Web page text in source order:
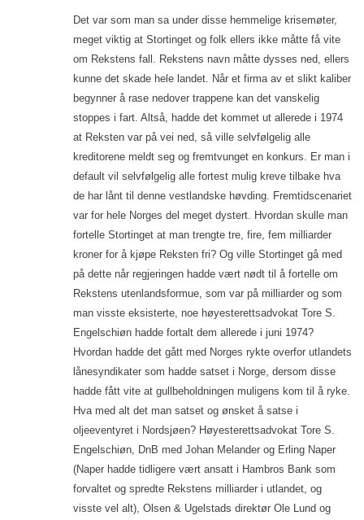
Det var som man sa under disse hemmelige krisemøter,
meget viktig at Stortinget og folk ellers ikke måtte få vite
om Rekstens fall. Rekstens navn måtte dysses ned, ellers
kunne det skade hele landet. Når et firma av et slikt kaliber
begynner å rase nedover trappene kan det vanskelig
stoppes i fart. Altså, hadde det kommet ut allerede i 1974
at Reksten var på vei ned, så ville selvfølgelig alle
kreditorene meldt seg og fremtvunget en konkurs. Er man i
default vil selvfølgelig alle fortest mulig kreve tilbake hva
de har lånt til denne vestlandske høvding. Fremtidscenariet
var for hele Norges del meget dystert. Hvordan skulle man
fortelle Stortinget at man trengte tre, fire, fem milliarder
kroner for å kjøpe Reksten fri? Og ville Stortinget gå med
på dette når regjeringen hadde vært nødt til å fortelle om
Rekstens utenlandsformue, som var på milliarder og som
man visste eksisterte, noe høyesterettsadvokat Tore S.
Engelschiøn hadde fortalt dem allerede i juni 1974?
Hvordan hadde det gått med Norges rykte overfor utlandets
lånesyndikater som hadde satset i Norge, dersom disse
hadde fått vite at gullbeholdningen muligens kom til å ryke.
Hva med alt det man satset og ønsket å satse i
oljeeventyret i Nordsjøen? Høyesterettsadvokat Tore S.
Engelschiøn, DnB med Johan Melander og Erling Naper
(Naper hadde tidligere vært ansatt i Hambros Bank som
forvaltet og spredte Rekstens milliarder i utlandet, og
visste vel alt), Olsen & Ugelstads direktør Ole Lund og